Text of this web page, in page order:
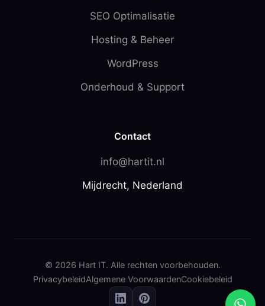
SEO Optimalisatie
Hosting & Beheer
WordPress
Onderhoud & Support
Contact
info@hartit.nl
Mijdrecht, Nederland
© 2026 Hart IT. Alle rechten voorbehouden.
PrivacybeleidAlgemene VoorwaardenCookiebeleid